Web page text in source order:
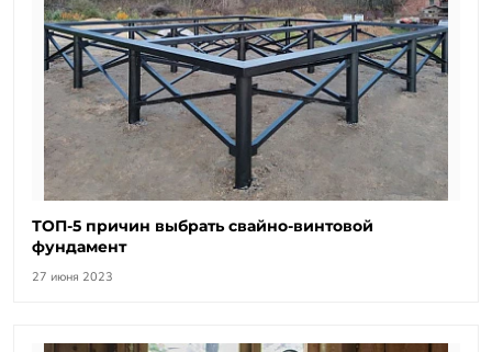
ТОП-5 причин выбрать свайно-винтовой
фундамент
27 июня 2023